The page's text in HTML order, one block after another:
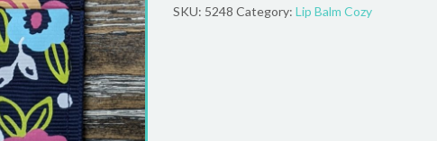
SKU: 5248 Category: Lip Balm Cozy